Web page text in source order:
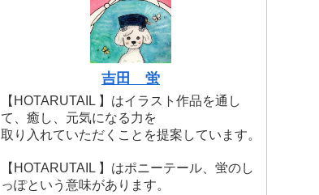
吉田 蛍
【HOTARUTAIL 】はイラスト作品を通し
て、癒し、元気になる力を
取り入れていただくことを提案しています。
【HOTARUTAIL 】はポニーテール、蛍のし
っぽという意味があります。